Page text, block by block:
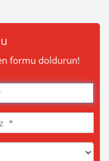
formu doldurun!